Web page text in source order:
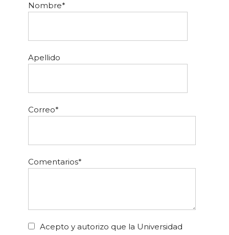
Nombre*
Apellido
Correo*
Comentarios*
Acepto y autorizo que la Universidad